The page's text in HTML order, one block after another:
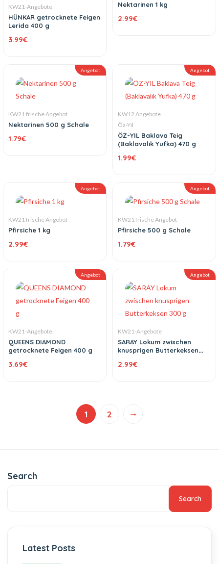
KW21-Angebote
HÜNKAR getrocknete Feigen
Lerida 400 g
3.99€
Nektarinen 1 kg
2.99€
Angebot
KW21 frische Angebot
Nektarinen 500 g Schale
1.79€
Angebot
KW12 Angebote
Öz-Yıl
ÖZ-YIL Baklava Teig
(Baklavalık Yufka) 470 g
1.99€
Angebot
KW21 frische Angebot
Pfirsiche 1 kg
2.99€
Angebot
KW21 frische Angebot
Pfirsiche 500 g Schale
1.79€
Angebot
KW21-Angebote
QUEENS DIAMOND
getrocknete Feigen 400 g
3.69€
Angebot
KW21-Angebote
SARAY Lokum zwischen
knusprigen Butterkeksen
2.99€
1 2 →
Search
Search
Latest Posts